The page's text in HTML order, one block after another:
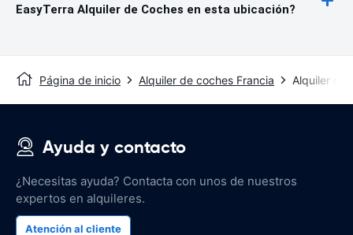
EasyTerra Alquiler de Coches en esta ubicación?
Página de inicio Alquiler de coches Francia Alquiler de
Ayuda y contacto
¿Necesitas ayuda? Contacta con unos de nuestros
expertos en alquileres.
Atención al cliente